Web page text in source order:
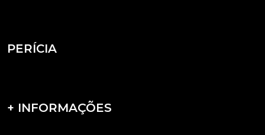
PERÍCIA
+ INFORMAÇÕES